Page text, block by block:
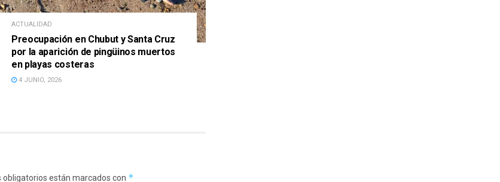
ACTUALIDAD
Preocupación en Chubut y Santa Cruz
por la aparición de pingüinos muertos
en playas costeras
4 JUNIO, 2026
obligatorios están marcados con *